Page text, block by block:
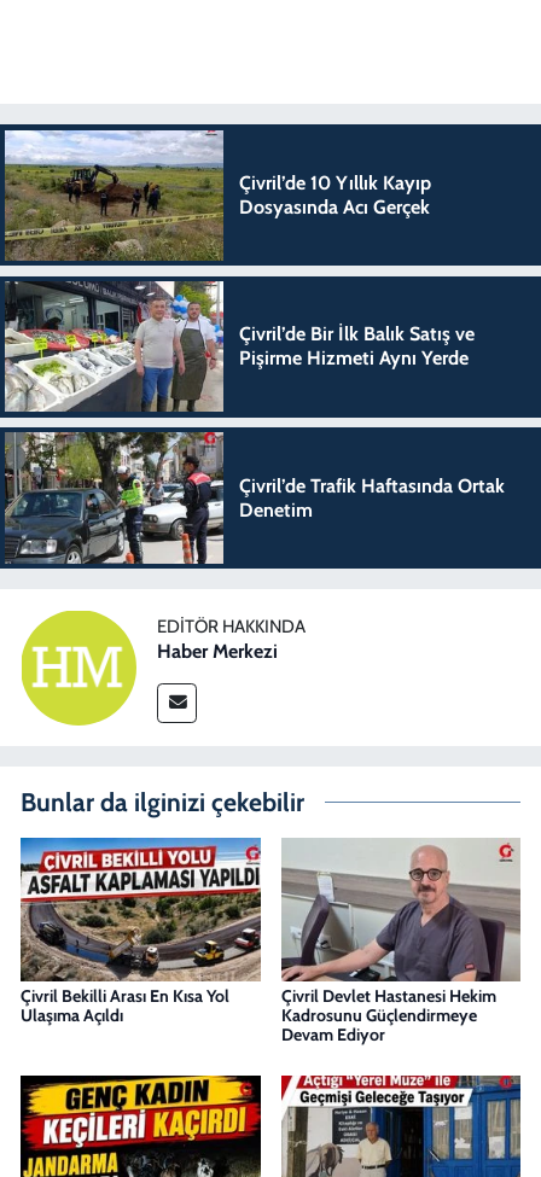
Çivril’de 10 Yıllık Kayıp
Dosyasında Acı Gerçek
Çivril’de Bir İlk Balık Satış ve
Pişirme Hizmeti Aynı Yerde
Çivril’de Trafik Haftasında Ortak
Denetim
EDITÖR HAKKINDA
Haber Merkezi
Bunlar da ilginizi çekebilir
Çivril Bekilli Arası En Kısa Yol
Ulaşıma Açıldı
Çivril Devlet Hastanesi Hekim
Kadrosunu Güçlendirmeye
Devam Ediyor